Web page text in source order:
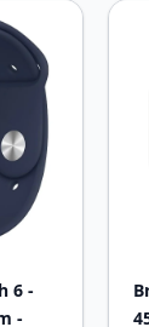
6 -
-